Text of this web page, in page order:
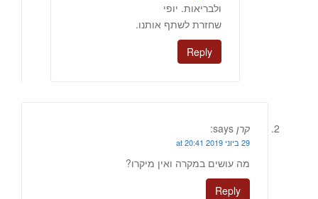
ולבריאות. יופי
שחזרת לשתף אותנו.
Reply
קרן says:
29 ביוני 2019 at 20:41
מה עושים במקרה ואין מיקרו?
Reply